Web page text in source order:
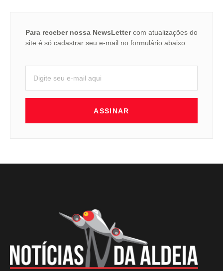
Para receber nossa NewsLettercom atualizações do
site é só cadastrar seu e-mail no formulário abaixo.
ASSINAR